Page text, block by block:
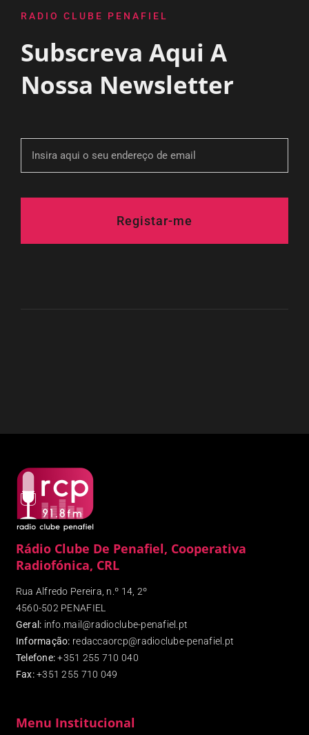
RADIO CLUBE PENAFIEL
Subscreva Aqui A
Nossa Newsletter
Registar-me
Rádio Clube De Penafiel, Cooperativa
Radiofónica, CRL
Rua Alfredo Pereira, n.º 14, 2º
4560-502 PENAFIEL
Geral: info.mail@radioclube-penafiel.pt
Informação: redaccaorcp@radioclube-penafiel.pt
Telefone: +351 255 710 040
Fax:+351 255 710 049
Menu Institucional